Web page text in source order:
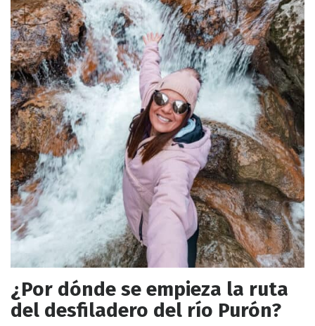
¿Por dónde se empieza la ruta
del desfiladero del río Purón?